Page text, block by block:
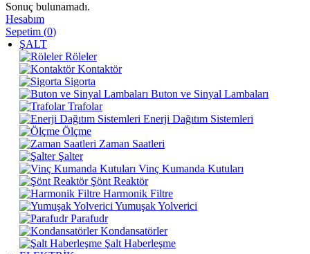
Sonuç bulunamadı.
Hesabım
Sepetim (0)
ŞALT
Röleler
Kontaktör
Sigorta
Buton ve Sinyal Lambaları
Trafolar
Enerji Dağıtım Sistemleri
Ölçme
Zaman Saatleri
Şalter
Vinç Kumanda Kutuları
Şönt Reaktör
Harmonik Filtre
Yumuşak Yolverici
Parafudr
Kondansatörler
Şalt Haberleşme